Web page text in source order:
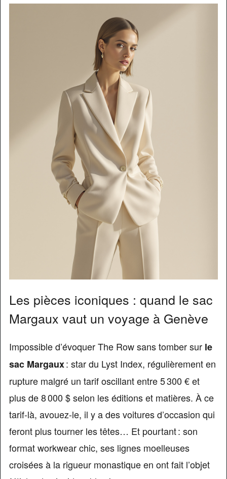
Les pièces iconiques : quand le sac
Margaux vaut un voyage à Genève
Impossible d’évoquer The Row sans tomber sur le
sac Margaux: star du Lyst Index, régulièrement en
rupture malgré un tarif oscillant entre 5 300 € et
plus de 8 000 $ selon les éditions et matières. À ce
tarif-là, avouez-le, il y a des voitures d’occasion qui
feront plus tourner les têtes… Et pourtant : son
format workwear chic, ses lignes moelleuses
croisées à la rigueur monastique en ont fait l’objet